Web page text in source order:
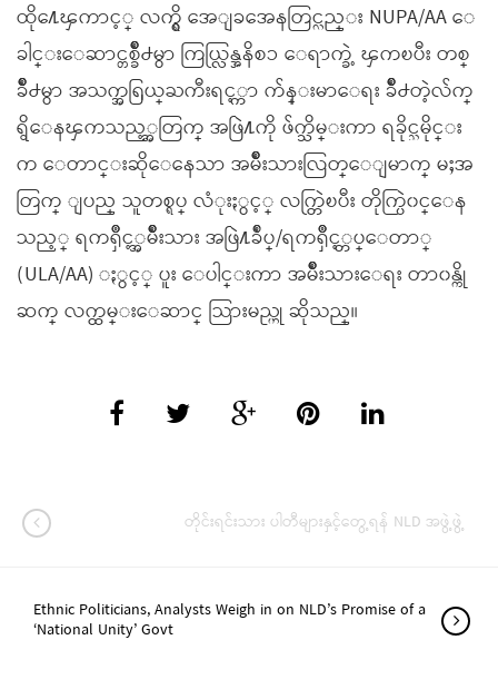
ထို႔ေၾကာင့္ လက္ရွိ အေျခအေနတြင္လည္း NUPA/AA ေ
ခါင္းေဆာင္တစ္ခ်ိဳ႕မွာ ကြယ္လြန္အနိစၥ ေရာက္ခဲ့ ၾကၿပီး တစ္
ခ်ိဳ႕မွာ အသက္အရြယ္ႀကီးရင့္ကာ က်န္းမာေရး ခ်ိဳ႕တဲ့လ်က္
ရွိေနၾကသည့္အတြက္ အဖြဲ႔ကို ဖ်က္သိမ္းကာ ရခိုင္သမိုင္း
က ေတာင္းဆိုေနေသာ အမ်ိဳးသားလြတ္ေျမာက္ မႈအ
တြက္ ျပည္ သူတစ္ရပ္ လံုးႏွင့္ လက္တြဲၿပီး တိုက္ပြဲ၀င္ေန
သည့္ ရကၡိဳင့္အမ်ိဳးသား အဖြဲ႔ခ်ဳပ္/ရကၡိဳင့္တပ္ေတာ္
(ULA/AA) ႏွင့္ ပူး ေပါင္းကာ အမ်ိဳးသားေရး တာ၀န္ကို
ဆက္ လက္ထမ္းေဆာင္ သြားမည္ဟု ဆိုသည္။
တိုင်းရင်းသား ပါတီများနှင့်တွေ့ရန် NLD အဖွဲ့ဖွဲ့
Ethnic Politicians, Analysts Weigh in on NLD’s Promise of a
‘National Unity’ Govt